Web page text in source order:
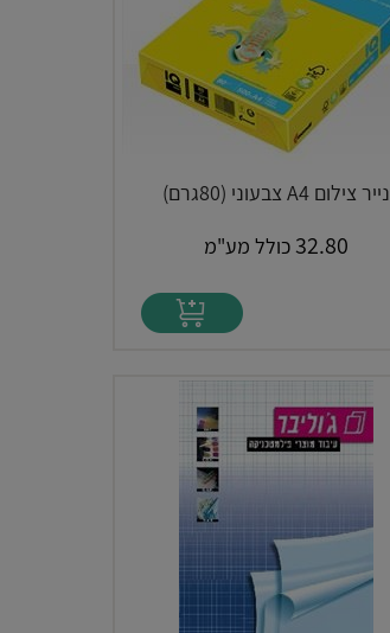
נייר צילום A4 צבעוני (80גרם)
32.80 כולל מע"מ